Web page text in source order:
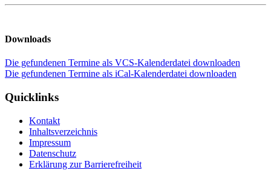
Downloads
Die gefundenen Termine als VCS-Kalenderdatei downloaden
Die gefundenen Termine als iCal-Kalenderdatei downloaden
Quicklinks
Kontakt
Inhaltsverzeichnis
Impressum
Datenschutz
Erklärung zur Barrierefreiheit